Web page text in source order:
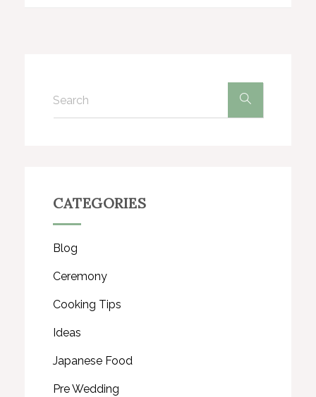
CATEGORIES
Blog
Ceremony
Cooking Tips
Ideas
Japanese Food
Pre Wedding